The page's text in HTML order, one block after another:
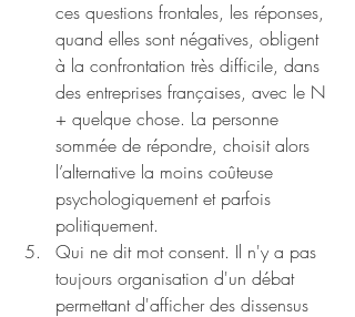
ces questions frontales, les réponses,
quand elles sont négatives, obligent
à la confrontation très difficile, dans
des entreprises françaises, avec le N
+ quelque chose. La personne
sommée de répondre, choisit alors
l’alternative la moins coûteuse
psychologiquement et parfois
politiquement.
Qui ne dit mot consent. Il n'y a pas
toujours organisation d'un débat
permettant d'afficher des dissensus